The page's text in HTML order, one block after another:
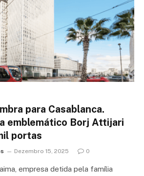
para Casablanca.
emblemático Borj Attijari
portas
Dezembro 15, 2025 0
empresa detida pela família